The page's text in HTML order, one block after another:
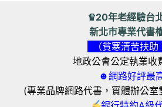
♛20年老經驗台
新北市專業代書
（貧寒清苦扶助
地政公會公定執業收
☻網路好評最
(專業品牌網路代書，實體辦公